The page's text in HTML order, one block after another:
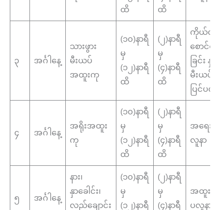
ထိ
ထိ
၃ အင်္ဂါနေ့
သားဖွား
မီးယပ်
အထူးကု
(၁၀)နာရီ
မှ
(၁၂)နာရီ
ထိ
(၂)နာရီ
မှ
(၄)နာရီ
ထိ
ကိုယ်ဝန်
စောင်ရှ
ခြင်း နှင့်
မီးယပ်ရ
ပြင်ပလူ
၄ အင်္ဂါနေ့
အရိုးအထူး
ကု
(၁၀)နာရီ
မှ
(၁၂)နာရီ
ထိ
(၂)နာရီ
မှ
(၄)နာရီ
ထိ
အရေးပ
လူနာ
၅ အင်္ဂါနေ့
နား၊
နှာခေါင်း၊
လည်ချောင်း
(၁၀)နာရီ
မှ
(၁၂)နာရီ
(၂)နာရီ
မှ
(၄)နာရီ
အထူးကု
ပလူနာ